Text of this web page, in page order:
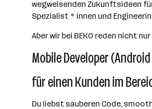
wegweisenden Zukunftsideen
Spezialist＊innen und
Aber wir bei BEKO reden nicht
Mobile Developer
für einen Kunden im
Du liebst sauberen Code,